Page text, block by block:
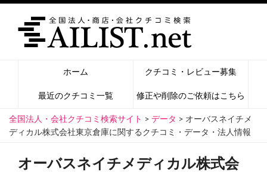
ホーム クチコミ・レビュー募集
最近のクチコミ一覧 修正や削除のご依頼はこちら
全国法人・会社クチコミ検索サイト > データ > オーバスネイチメ
ディカル株式会社東京倉庫に関するクチコミ・データ・法人情報
オーバスネイチメディカル株式会